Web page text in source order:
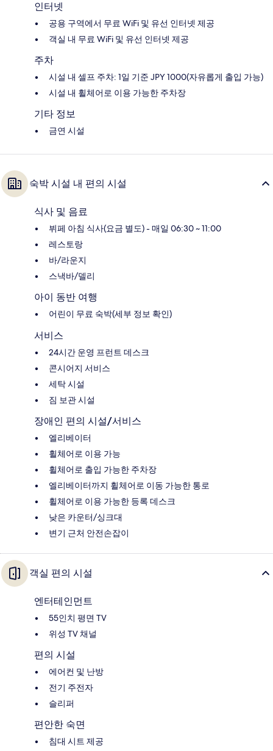
인터넷
공용 구역에서 무료 WiFi 및 유선 인터넷 제공
객실 내 무료 WiFi 및 유선 인터넷 제공
주차
시설 내 셀프 주차: 1일 기준 JPY 1000(자유롭게 출입 가능)
시설 내 휠체어로 이용 가능한 주차장
기타 정보
금연 시설
숙박 시설 내 편의 시설
식사 및 음료
뷔페 아침 식사(요금 별도) - 매일 06:30 ~ 11:00
레스토랑
바/라운지
스낵바/델리
아이 동반 여행
어린이 무료 숙박(세부 정보 확인)
서비스
24시간 운영 프런트 데스크
콘시어지 서비스
세탁 시설
짐 보관 시설
장애인 편의 시설/서비스
엘리베이터
휠체어로 이용 가능
휠체어로 출입 가능한 주차장
엘리베이터까지 휠체어로 이동 가능한 통로
휠체어로 이용 가능한 등록 데스크
낮은 카운터/싱크대
변기 근처 안전손잡이
객실 편의 시설
엔터테인먼트
55인치 평면 TV
위성 TV 채널
편의 시설
에어컨 및 난방
전기 주전자
슬리퍼
편안한 숙면
침대 시트 제공